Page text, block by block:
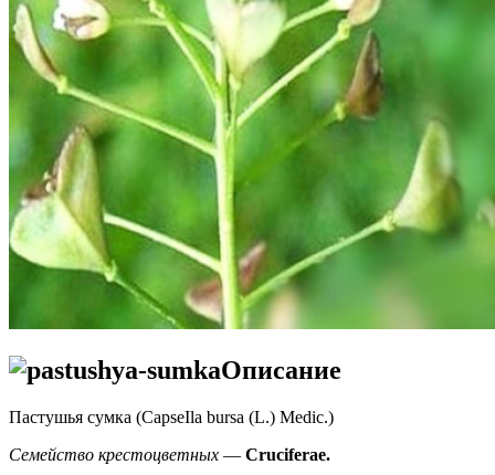
Описание
Пастушья сумка (CapseIla bursa (L.) Medic.)
Семейство крестоцветных — Cruciferae.